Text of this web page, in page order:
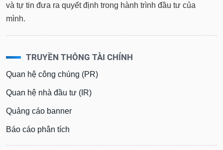
và tự tin đưa ra quyết định trong hành trình đầu tư của
mình.
TRUYỀN THÔNG TÀI CHÍNH
Quan hệ công chúng (PR)
Quan hệ nhà đầu tư (IR)
Quảng cáo banner
Báo cáo phân tích